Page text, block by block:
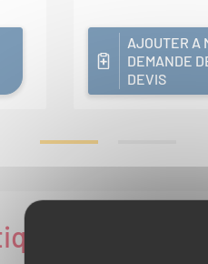
AJOUTER A
DEMANDE
DEVIS
techniques